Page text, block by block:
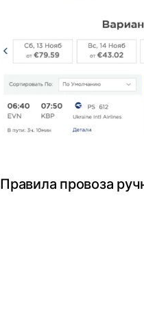
Правила провоза